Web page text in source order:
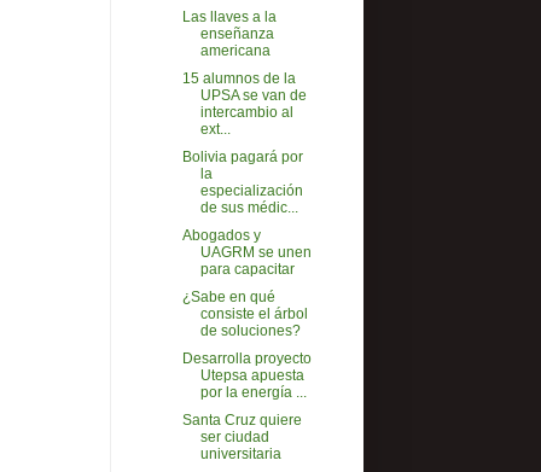
Las llaves a la
enseñanza
americana
15 alumnos de la
UPSA se van de
intercambio al
ext...
Bolivia pagará por
la
especialización
de sus médic...
Abogados y
UAGRM se unen
para capacitar
¿Sabe en qué
consiste el árbol
de soluciones?
Desarrolla proyecto
Utepsa apuesta
por la energía ...
Santa Cruz quiere
ser ciudad
universitaria